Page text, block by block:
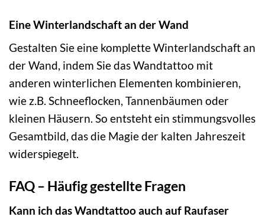
Eine Winterlandschaft an der Wand
Gestalten Sie eine komplette Winterlandschaft an
der Wand, indem Sie das Wandtattoo mit
anderen winterlichen Elementen kombinieren,
wie z.B. Schneeflocken, Tannenbäumen oder
kleinen Häusern. So entsteht ein stimmungsvolles
Gesamtbild, das die Magie der kalten Jahreszeit
widerspiegelt.
FAQ – Häufig gestellte Fragen
Kann ich das Wandtattoo auch auf Raufaser